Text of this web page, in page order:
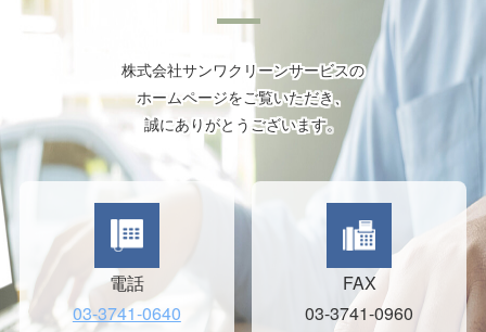
株式会社サンワクリーンサービスの
ホームページをご覧いただき、
誠にありがとうございます。
電話
03-3741-0640
FAX
03-3741-0960